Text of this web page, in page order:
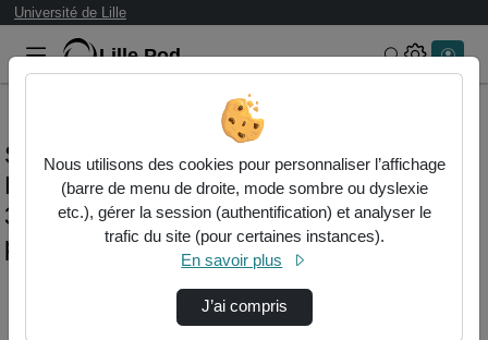
Université de Lille
Lille.Pod Rechercher
Statistiques de visualisation de la vidéo
Réunion d'information sur la réforme du
3ème cycle court et mise en place du des
pharmacie officinale
Nous utilisons des cookies pour personnaliser l’affichage
(barre de menu de droite, mode sombre ou dyslexie
etc.), gérer la session (authentification) et analyser le
trafic du site (pour certaines instances).
En savoir plus
J’ai compris